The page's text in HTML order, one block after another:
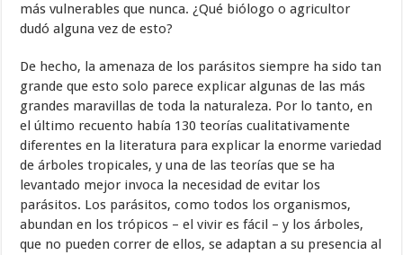
más vulnerables que nunca. ¿Qué biólogo o agricultor
dudó alguna vez de esto?
De hecho, la amenaza de los parásitos siempre ha sido tan
grande que esto solo parece explicar algunas de las más
grandes maravillas de toda la naturaleza. Por lo tanto, en
el último recuento había 130 teorías cualitativamente
diferentes en la literatura para explicar la enorme variedad
de árboles tropicales, y una de las teorías que se ha
levantado mejor invoca la necesidad de evitar los
parásitos. Los parásitos, como todos los organismos,
abundan en los trópicos – el vivir es fácil – y los árboles,
que no pueden correr de ellos, se adaptan a su presencia al